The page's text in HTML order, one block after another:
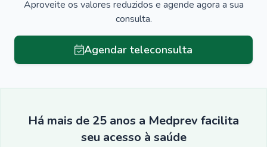
Aproveite os valores reduzidos e agende agora a sua
consulta.
Agendar teleconsulta
Há mais de 25 anos a Medprev facilita
seu acesso à saúde